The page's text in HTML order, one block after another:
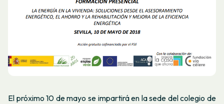
El próximo 10 de mayo se impartirá en la sede del colegio de